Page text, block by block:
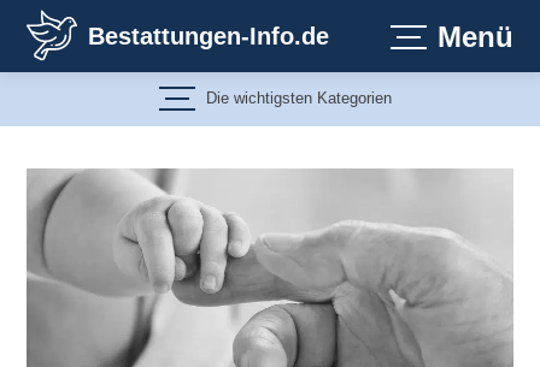
Inhalt
springen
Bestattungen-Info.de Menü
Die wichtigsten Kategorien